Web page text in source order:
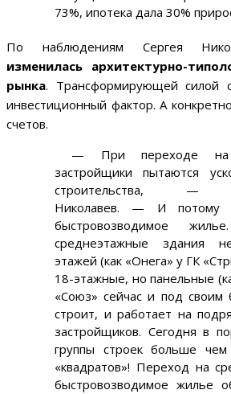
73%, ипотека дала 30%
По наблюдениям Сергея
изменилась архитектурно-
рынка. Трансформирующей силой
инвестиционный фактор. А
счетов.
— При переходе на
застройщики пытаются
строительства, —
Николавев. — И потому
быстровозводимое
среднеэтажные здания
этажей (как «Онега» у ГК
18-этажные, но панельные
«Союз» сейчас и под своим
строит, и работает на
застройщиков. Сегодня в
группы строек больше
«квадратов»! Переход на
быстровозводимое жилье